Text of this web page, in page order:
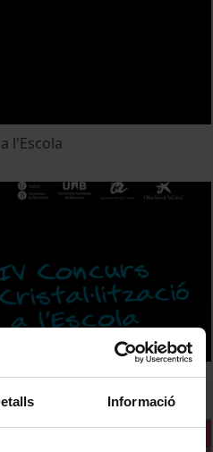
Informació
l'Escola
a l'Escola